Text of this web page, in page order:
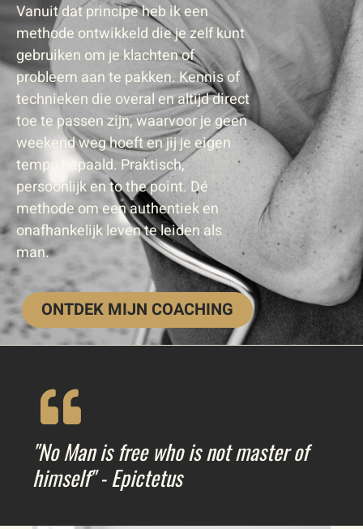
Vanuit dat principe heb ik een
methode ontwikkeld die je zelf kunt
gebruiken om je klachten of
probleem aan te pakken. Kennis of
technieken die overal en altijd direct
toe te passen zijn, waarvoor je geen
weekend weg hoeft en jij je eigen
tempo bepaald. Praktisch,
persoonlijk en to the point. Dé
methode om een authentiek en
onafhankelijk leven te leiden als
man.
ONTDEK MIJN COACHING
"No Man is free who is not master of
himself" - Epictetus